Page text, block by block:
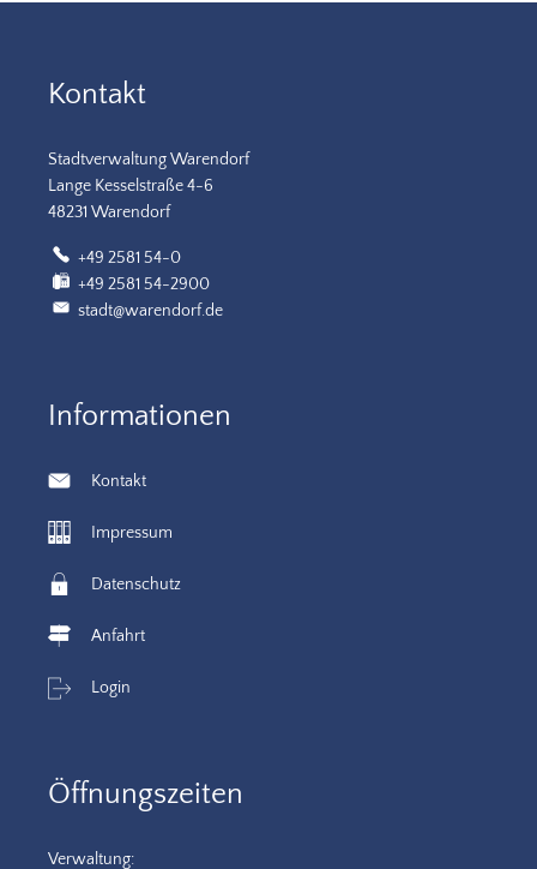
Kontakt
Stadtverwaltung Warendorf
Lange Kesselstraße 4-6
48231 Warendorf
+49 2581 54-0
+49 2581 54-2900
stadt@warendorf.de
Informationen
Kontakt
Impressum
Datenschutz
Anfahrt
Login
Öffnungszeiten
Verwaltung: